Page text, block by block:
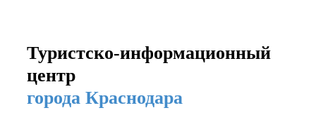
Туристско-информационный
центр
города Краснодара